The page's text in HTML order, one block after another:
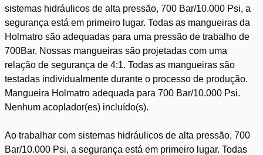
sistemas hidráulicos de alta pressão, 700 Bar/10.000 Psi, a
segurança está em primeiro lugar. Todas as mangueiras da
Holmatro são adequadas para uma pressão de trabalho de
700Bar. Nossas mangueiras são projetadas com uma
relação de segurança de 4:1. Todas as mangueiras são
testadas individualmente durante o processo de produção.
Mangueira Holmatro adequada para 700 Bar/10.000 Psi.
Nenhum acoplador(es) incluído(s).
Ao trabalhar com sistemas hidráulicos de alta pressão, 700
Bar/10.000 Psi, a segurança está em primeiro lugar. Todas